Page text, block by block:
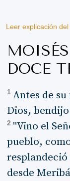
Leer explicación
DOCE
1 Antes de
Dios,
2 "Vino el
pueblo,
resplandeció
desde